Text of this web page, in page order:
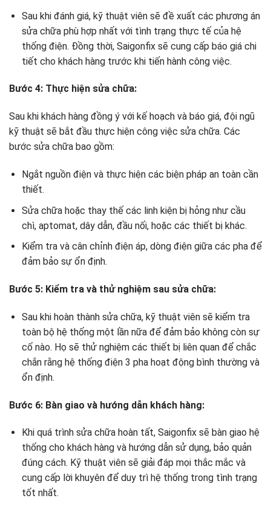
Sau khi đánh giá, kỹ thuật viên sẽ đề xuất các phương án
sửa chữa phù hợp nhất với tình trạng thực tế của hệ
thống điện. Đồng thời, Saigonfix sẽ cung cấp báo giá chi
tiết cho khách hàng trước khi tiến hành công việc.
Bước 4: Thực hiện sửa chữa:
Sau khi khách hàng đồng ý với kế hoạch và báo giá, đội ngũ
kỹ thuật sẽ bắt đầu thực hiện công việc sửa chữa. Các
bước sửa chữa bao gồm:
Ngắt nguồn điện và thực hiện các biện pháp an toàn cần
thiết.
Sửa chữa hoặc thay thế các linh kiện bị hỏng như cầu
chì, aptomat, dây dẫn, đầu nối, hoặc các thiết bị khác.
Kiểm tra và cân chỉnh điện áp, dòng điện giữa các pha để
đảm bảo sự ổn định.
Bước 5: Kiểm tra và thử nghiệm sau sửa chữa:
Sau khi hoàn thành sửa chữa, kỹ thuật viên sẽ kiểm tra
toàn bộ hệ thống một lần nữa để đảm bảo không còn sự
cố nào. Họ sẽ thử nghiệm các thiết bị liên quan để chắc
chắn rằng hệ thống điện 3 pha hoạt động bình thường và
ổn định.
Bước 6: Bàn giao và hướng dẫn khách hàng:
Khi quá trình sửa chữa hoàn tất, Saigonfix sẽ bàn giao hệ
thống cho khách hàng và hướng dẫn sử dụng, bảo quản
đúng cách. Kỹ thuật viên sẽ giải đáp mọi thắc mắc và
cung cấp lời khuyên để duy trì hệ thống trong tình trạng
tốt nhất.